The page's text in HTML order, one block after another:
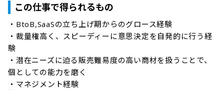
この仕事で得られるもの
・BtoB,SaaSの立ち上げ期からのグロース経験
・裁量権高く、スピーディーに意思決定を自発的に行う経
験
・潜在ニーズに迫る販売難易度の高い商材を扱うことで、
個としての能力を磨く
・マネジメント経験